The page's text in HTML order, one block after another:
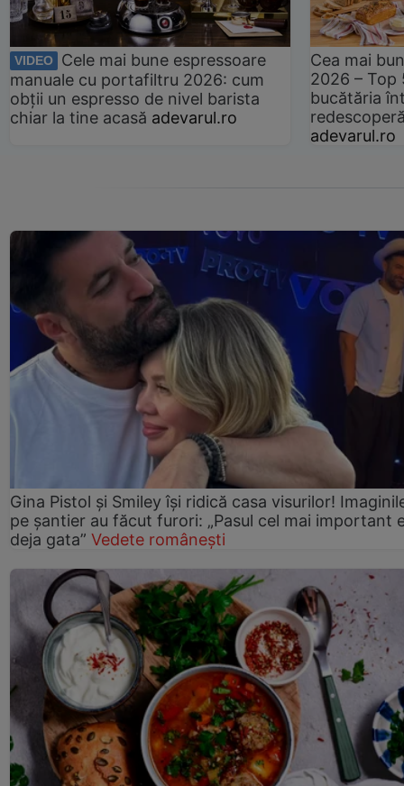
VIDEO
Cele mai bune espressoare
manuale cu portafiltru 2026: cum
obții un espresso de nivel barista
chiar la tine acasă adevarul.ro
Cea mai
2026 –
bucătăria
adevarul.ro
Gina Pistol și Smiley își ridică casa visurilor!
pe șantier au făcut furori: „Pasul cel mai important
deja gata” Vedete românești